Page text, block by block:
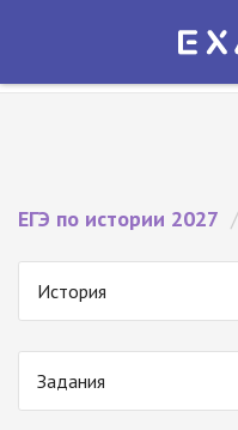
Экзамер — ЕГЭ
ЕГЭ по истории 2027 /
История
Задания